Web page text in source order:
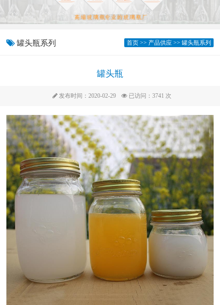
罐头瓶系列 首页>> 产品供应>> 罐头瓶系列
罐头瓶
发布时间：2020-02-29 已访问：3741 次